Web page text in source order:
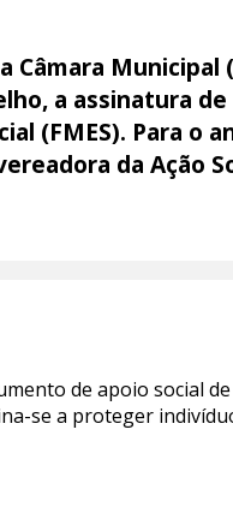
Câmara Municipal
a assinatura
(FMES). Para o
da Ação
de apoio social
se a proteger